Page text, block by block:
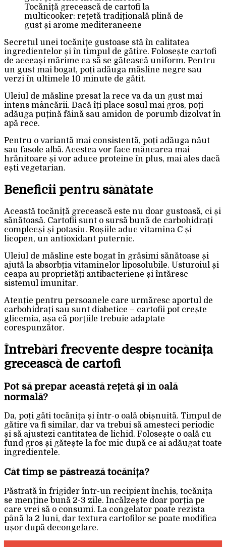
Tocăniță grecească de cartofi la
multicooker: rețetă tradițională plină de
gust și arome mediteraneene
Secretul unei tocănițe gustoase stă în calitatea
ingredientelor și în timpul de gătire. Folosește cartofi
de aceeași mărime ca să se gătească uniform. Pentru
un gust mai bogat, poți adăuga măsline negre sau
verzi în ultimele 10 minute de gătit.
Uleiul de măsline presat la rece va da un gust mai
intens mâncării. Dacă îți place sosul mai gros, poți
adăuga puțină făină sau amidon de porumb dizolvat în
apă rece.
Pentru o variantă mai consistentă, poți adăuga năut
sau fasole albă. Acestea vor face mâncarea mai
hrănitoare și vor aduce proteine în plus, mai ales dacă
ești vegetarian.
Beneficii pentru sănătate
Această tocăniță grecească este nu doar gustoasă, ci și
sănătoasă. Cartofii sunt o sursă bună de carbohidrați
complecși și potasiu. Roșiile aduc vitamina C și
licopen, un antioxidant puternic.
Uleiul de măsline este bogat în grăsimi sănătoase și
ajută la absorbția vitaminelor liposolubile. Usturoiul și
ceapa au proprietăți antibacteriene și întăresc
sistemul imunitar.
Atenție pentru persoanele care urmăresc aportul de
carbohidrați sau sunt diabetice – cartofii pot crește
glicemia, așa că porțiile trebuie adaptate
corespunzător.
Întrebări frecvente despre tocănița
grecească de cartofi
Pot să prepar această rețetă și în oală
normală?
Da, poți găti tocănița și într-o oală obișnuită. Timpul de
gătire va fi similar, dar va trebui să amesteci periodic
și să ajustezi cantitatea de lichid. Folosește o oală cu
fund gros și gătește la foc mic după ce ai adăugat toate
ingredientele.
Cât timp se păstrează tocănița?
Păstrată în frigider într-un recipient închis, tocănița
se menține bună 2-3 zile. Încălzește doar porția pe
care vrei să o consumi. La congelator poate rezista
până la 2 luni, dar textura cartofilor se poate modifica
ușor după decongelare.